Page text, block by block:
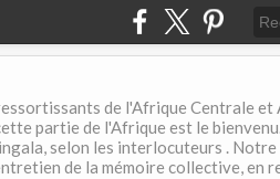
de l'Afrique Centrale et
partie de l'Afrique est le
selon les interlocuteurs . Notre
de la mémoire collective, en